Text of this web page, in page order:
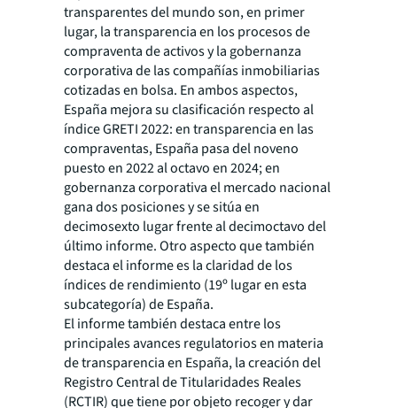
transparentes del mundo son, en primer
lugar, la transparencia en los procesos de
compraventa de activos y la gobernanza
corporativa de las compañías inmobiliarias
cotizadas en bolsa. En ambos aspectos,
España mejora su clasificación respecto al
índice GRETI 2022: en transparencia en las
compraventas, España pasa del noveno
puesto en 2022 al octavo en 2024; en
gobernanza corporativa el mercado nacional
gana dos posiciones y se sitúa en
decimosexto lugar frente al decimoctavo del
último informe. Otro aspecto que también
destaca el informe es la claridad de los
índices de rendimiento (19º lugar en esta
subcategoría) de España.
El informe también destaca entre los
principales avances regulatorios en materia
de transparencia en España, la creación del
Registro Central de Titularidades Reales
(RCTIR) que tiene por objeto recoger y dar